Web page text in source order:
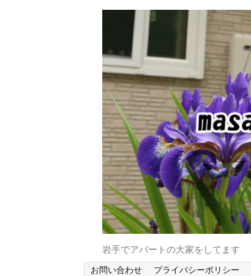
岩手でアパートの大家をしてます
お問い合わせ プライバシーポリシー